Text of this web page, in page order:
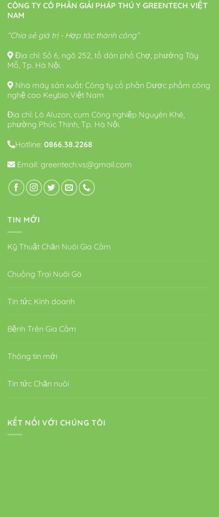
CÔNG TY CỔ PHẦN GIẢI PHÁP THÚ Y GREENTECH VIỆT
NAM
“Chia sẻ giá trị - Hợp tác thành công”
Địa chỉ: Số 6, ngõ 252, tổ dân phố Chợ, phường Tây
Mỗ, Tp. Hà Nội.
Nhà máy sản xuất: Công ty cổ phần Dược phẩm công
nghệ cao Keybio Việt Nam
Địa chỉ: Lô Aluzon, cụm Công nghiệp Nguyên Khê,
phường Phúc Thịnh, Tp. Hà Nội.
Hotline: 0866.38.2268
Email: greentech.vs@gmail.com
TIN MỚI
Kỹ Thuật Chăn Nuôi Gia Cầm
Chuồng Trại Nuôi Gà
Tin tức Kinh doanh
Bệnh Trên Gia Cầm
Thông tin mới
Tin tức Chăn nuôi
KẾT NỐI VỚI CHÚNG TÔI